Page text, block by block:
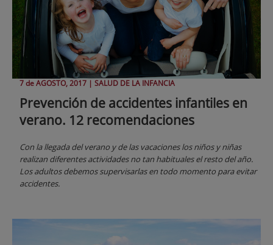
7 deAGOSTO, 2017 | SALUD DE LA INFANCIA
Prevención de accidentes infantiles en
verano. 12 recomendaciones
Con la llegada del verano y de las vacaciones los niños y niñas
realizan diferentes actividades no tan habituales el resto del año.
Los adultos debemos supervisarlas en todo momento para evitar
accidentes.